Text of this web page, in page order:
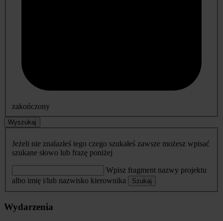
zakończony
Wyszukaj
Jeżeli nie znalazłeś tego czego szukałeś zawsze możesz wpisać
szukane słowo lub frazę poniżej
Wpisz fragment nazwy projektu
albo imię i/lub nazwisko kierownika
Szukaj
Wydarzenia